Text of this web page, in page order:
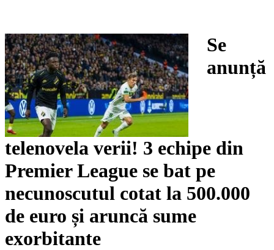
Se
anunță
telenovela verii! 3 echipe din
Premier League se bat pe
necunoscutul cotat la 500.000
de euro și aruncă sume
exorbitante